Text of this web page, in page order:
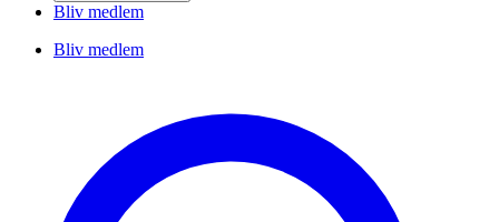
Bliv medlem
Bliv medlem